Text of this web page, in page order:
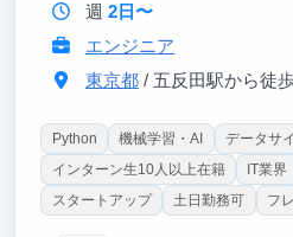
週 2日〜
エンジニア
東京都/ 五反田駅から徒歩3分（大
Python 機械学習・AI
データサ
インターン生10人以上在籍
IT業界
スタートアップ
土日勤務可 フ